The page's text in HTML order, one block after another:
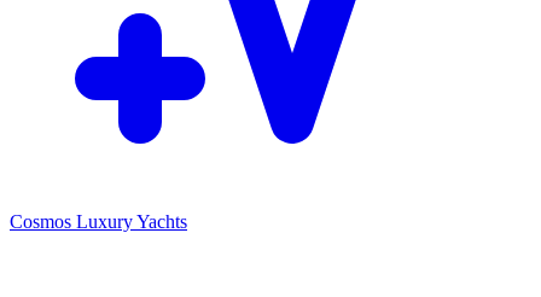
Cosmos Luxury Yachts